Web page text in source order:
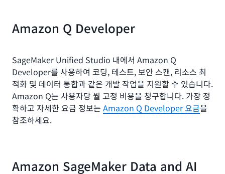
Amazon Q Developer
SageMaker Unified Studio 내에서 Amazon Q
Developer를 사용하여 코딩, 테스트, 보안 스캔, 리소스 최
적화 및 데이터 통합과 같은 개발 작업을 지원할 수 있습니다.
Amazon Q는 사용자당 월 고정 비용을 청구합니다. 가장 정
확하고 자세한 요금 정보는 Amazon Q Developer 요금을
참조하세요.
Amazon SageMaker Data and AI